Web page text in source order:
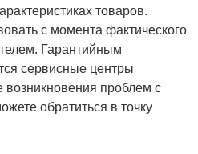
товаров.
с момента фактического
Гарантийным
сервисные центры
возникновения проблем с
обратиться в точку